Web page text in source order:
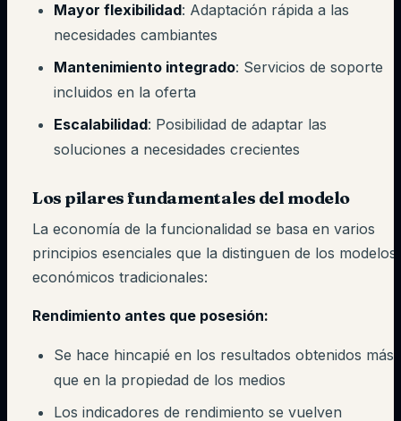
Mayor flexibilidad: Adaptación rápida a las
necesidades cambiantes
Mantenimiento integrado: Servicios de soporte
incluidos en la oferta
Escalabilidad: Posibilidad de adaptar las
soluciones a necesidades crecientes
Los pilares fundamentales del modelo
La economía de la funcionalidad se basa en varios
principios esenciales que la distinguen de los modelos
económicos tradicionales:
Rendimiento antes que posesión:
Se hace hincapié en los resultados obtenidos más
que en la propiedad de los medios
Los indicadores de rendimiento se vuelven